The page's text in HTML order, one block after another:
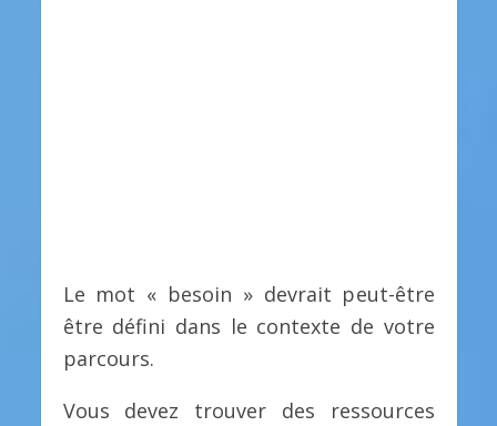
Le mot « besoin » devrait peut-être
être défini dans le contexte de votre
parcours.
Vous devez trouver des ressources